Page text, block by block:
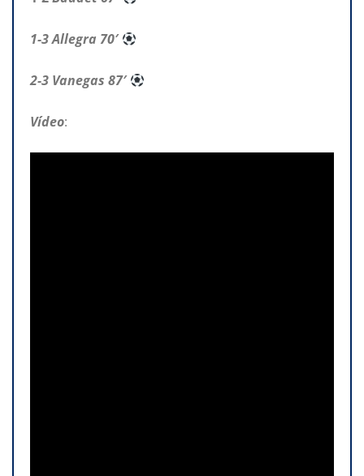
1-3 Allegra 70′
2-3 Vanegas 87′
Vídeo: